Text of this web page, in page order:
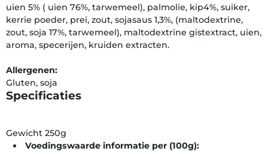
uien 5% ( uien 76%, tarwemeel), palmolie, kip4%, suiker,
kerrie poeder, prei, zout, sojasaus 1,3%, (maltodextrine,
zout, soja 17%, tarwemeel), maltodextrine gistextract, uien,
aroma, specerijen, kruiden extracten.
Allergenen:
Gluten, soja
Specificaties
Gewicht 250g
Voedingswaarde informatie per (100g):